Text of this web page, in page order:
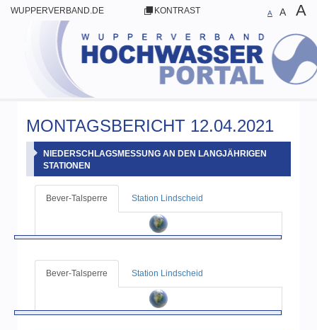
WUPPERVERBAND.DE KONTRAST A A A
MONTAGSBERICHT 12.04.2021
NIEDERSCHLAGSMESSUNG AN DEN LANGJÄHRIGEN
STATIONEN
Bever-Talsperre Station Lindscheid
Bever-Talsperre Station Lindscheid